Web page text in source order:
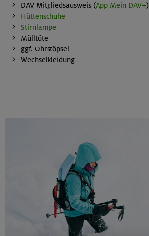
DAV Mitgliedsausweis (App Mein DAV+)
Hüttenschuhe
Stirnlampe
Mülltüte
ggf. Ohrstöpsel
Wechselkleidung